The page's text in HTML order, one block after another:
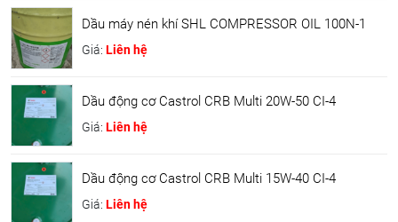
Dầu máy nén khí SHL COMPRESSOR OIL 100N-1
Giá: Liên hệ
Dầu động cơ Castrol CRB Multi 20W-50 CI-4
Giá: Liên hệ
Dầu động cơ Castrol CRB Multi 15W-40 CI-4
Giá: Liên hệ